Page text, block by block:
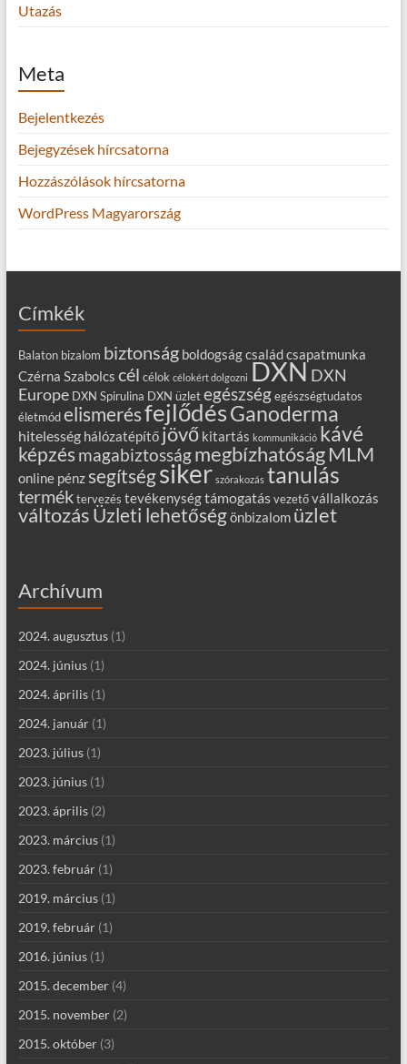
Utazás
Meta
Bejelentkezés
Bejegyzések hírcsatorna
Hozzászólások hírcsatorna
WordPress Magyarország
Címkék
Balaton bizalom biztonság boldogságcsaládcsapatmunka
Czérna Szabolcs cél célok célokért dolgozni DXNDXN
Europe DXN Spirulina DXN üzlet egészség egészségtudatos
életmód elismerésfejlődésGanoderma
hitelesség hálózatépítő jövő kitartás kommunikáció kávé
képzésmagabiztosságmegbízhatóság MLM
online pénz segítségsiker szórakozás tanulás
termék tervezés tevékenységtámogatás vezető vállalkozás
változás Üzleti lehetőségönbizalom üzlet
Archívum
2024. augusztus(1)
2024. június(1)
2024. április(1)
2024. január(1)
2023. július(1)
2023. június(1)
2023. április(2)
2023. március(1)
2023. február(1)
2019. március(1)
2019. február(1)
2016. június(1)
2015. december(4)
2015. november(2)
2015. október(3)